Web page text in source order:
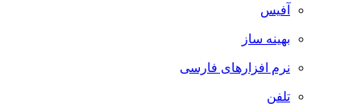
آفیس
بهینه ساز
نرم افزارهای فارسی
تلفن